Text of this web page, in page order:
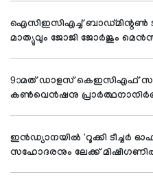
ഐസിഇസിഎച്ച് ബാഡ്മിന്റണ്‍
മാത്യുവും ജോജി ജോര്‍ജും
9ാമത് ഡാളസ് കെഇസിഎഫ്
കണ്‍വെന്‍ഷനു
ഇന്‍ഡ്യാനയില്‍ 'റൂക്കി ടീച്ചര്‍
സഹോദരനും ലേക്ക് മിഷിഗണില്‍